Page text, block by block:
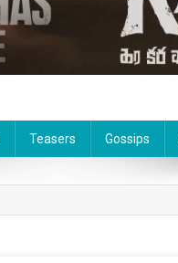
Teasers Gossips